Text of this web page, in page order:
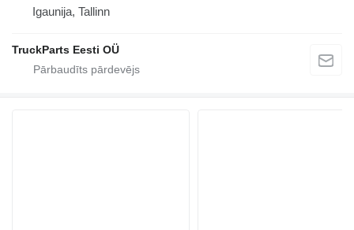
Igaunija, Tallinn
TruckParts Eesti OÜ